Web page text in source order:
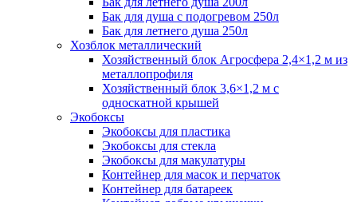
Бак для душа с подогревом 250л
Бак для летнего душа 250л
Хозблок металлический
Хозяйственный блок Агросфера 2,4×1,2 м из
металлопрофиля
Хозяйственный блок 3,6×1,2 м с
односкатной крышей
Экобоксы
Экобоксы для пластика
Экобоксы для стекла
Экобоксы для макулатуры
Контейнер для масок и перчаток
Контейнер для батареек